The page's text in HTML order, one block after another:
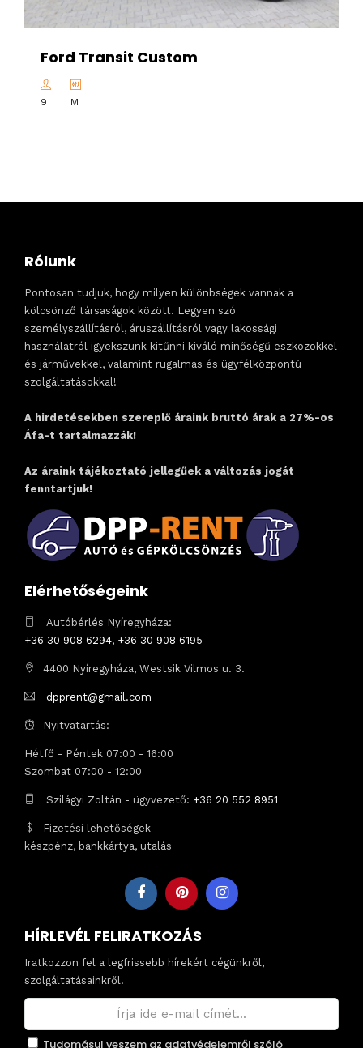
Ford Transit Custom
9 M
Rólunk
Pontosan tudjuk, hogy milyen különbségek vannak a
kölcsönző társaságok között. Legyen szó
személyszállításról, áruszállításról vagy lakossági
használatról igyekszünk kitűnni kiváló minőségű eszközökkel
és járművekkel, valamint rugalmas és ügyfélközpontú
szolgáltatásokkal!
A hirdetésekben szereplő áraink bruttó árak a 27%-os
Áfa-t tartalmazzák!
Az áraink tájékoztató jellegűek a változás jogát
fenntartjuk!
Elérhetőségeink
Autóbérlés Nyíregyháza:
+36 30 908 6294, +36 30 908 6195
4400 Nyíregyháza, Westsik Vilmos u. 3.
dpprent@gmail.com
Nyitvatartás:
Hétfő - Péntek 07:00 - 16:00
Szombat 07:00 - 12:00
Szilágyi Zoltán - ügyvezető: +36 20 552 8951
Fizetési lehetőségek
készpénz, bankkártya, utalás
HÍRLEVÉL FELIRATKOZÁS
Iratkozzon fel a legfrissebb hírekért cégünkről,
szolgáltatásainkről!
Tudomásul veszem az adatvédelemről szóló